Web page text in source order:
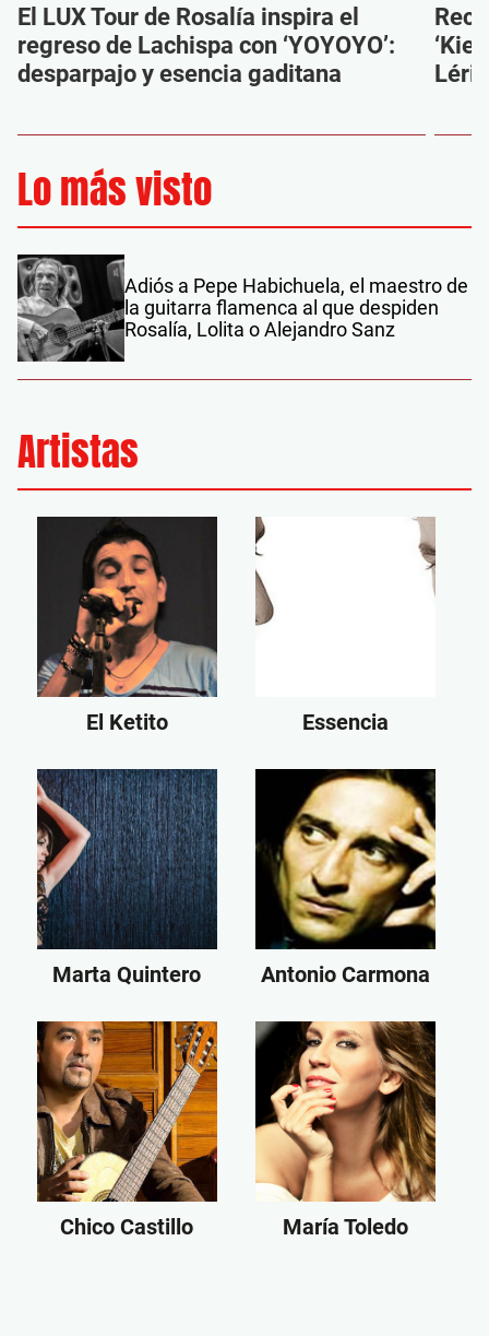
El LUX Tour de Rosalía inspira el
regreso de Lachispa con ‘YOYOYO’:
desparpajo y esencia gaditana
Lo más visto
Adiós a Pepe Habichuela, el maestro de
la guitarra flamenca al que despiden
Rosalía, Lolita o Alejandro Sanz
Artistas
El Ketito Essencia
Marta Quintero Antonio Carmona
Chico Castillo María Toledo